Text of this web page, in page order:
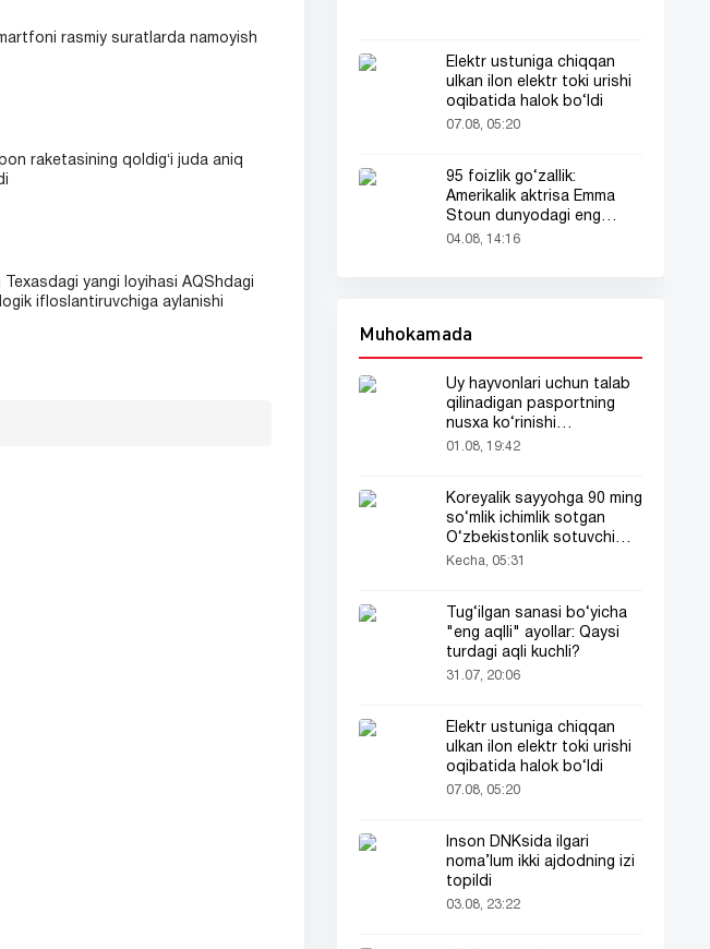
rasmiy suratlarda namoyish
raketasining qoldigʻi juda aniq
Texasdagi yangi loyihasi AQShdagi
ifloslantiruvchiga aylanishi
Elektr ustuniga chiqqan
ulkan ilon elektr toki urishi
oqibatida halok bo‘ldi
07.08, 05:20
95 foizlik go‘zallik:
Amerikalik aktrisa Emma
Stoun dunyodagi eng
go‘zal ayol deb topildi!
04.08, 14:16
Muhokamada
Uy hayvonlari uchun talab
qilinadigan pasportning
nusxa ko‘rinishi
tarmoqlarda tarqaldi
01.08, 19:42
Koreyalik sayyohga 90 ming
so‘mlik ichimlik sotgan
O‘zbekistonlik sotuvchi
Koreya televideniyasida
Kecha, 05:31
Tug‘ilgan sanasi bo‘yicha
"eng aqlli" ayollar: Qaysi
turdagi aqli kuchli?
31.07, 20:06
Elektr ustuniga chiqqan
ulkan ilon elektr toki urishi
oqibatida halok bo‘ldi
07.08, 05:20
Inson DNKsida ilgari
noma’lum ikki ajdodning izi
topildi
03.08, 23:22